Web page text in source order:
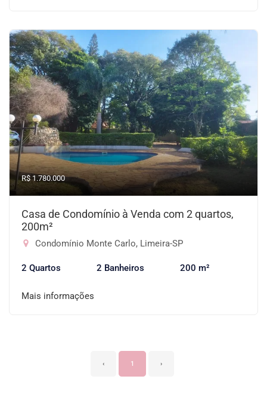
R$ 1.780.000
Casa de Condomínio à Venda com 2 quartos,
200m²
Condomínio Monte Carlo, Limeira-SP
2 Quartos 2 Banheiros 200 m²
Mais informações
‹ 1 ›